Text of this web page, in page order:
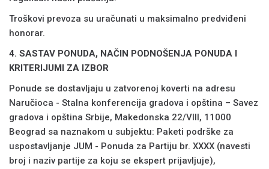
Troškovi prevoza su uračunati u maksimalno predviđeni
honorar.
4. SASTAV PONUDA, NAČIN PODNOŠENJA PONUDA I
KRITERIJUMI ZA IZBOR
Ponude se dostavljaju u zatvorenoj koverti na adresu
Naručioca - Stalna konferencija gradova i opština – Savez
gradova i opština Srbije, Makedonska 22/VIII, 11000
Beograd sa naznakom u subjektu: Paketi podrške za
uspostavljanje JUM - Ponuda za Partiju br. ХХХХ (navesti
broj i naziv partije za koju se ekspert prijavljuje),